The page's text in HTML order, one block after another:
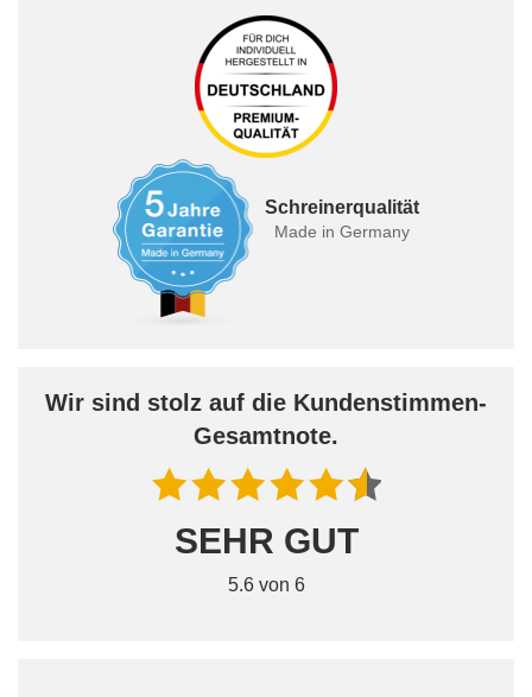
Schreinerqualität
Made in Germany
Wir sind stolz auf die Kundenstimmen-
Gesamtnote.
SEHR GUT
5.6 von 6